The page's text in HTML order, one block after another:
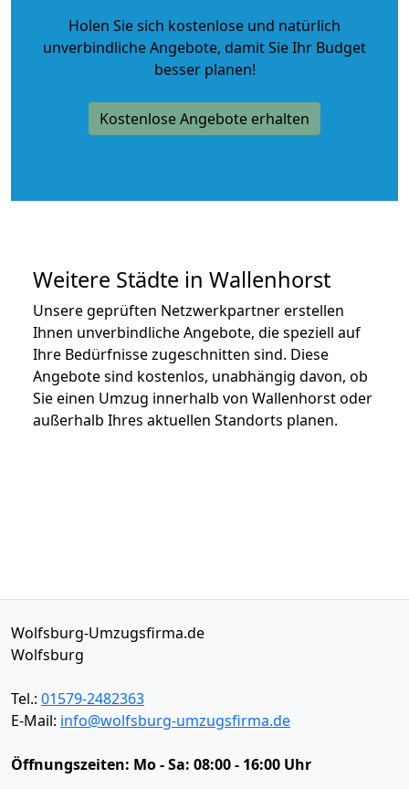
Holen Sie sich kostenlose und natürlich
unverbindliche Angebote, damit Sie Ihr Budget
besser planen!
Kostenlose Angebote erhalten
Weitere Städte in Wallenhorst
Unsere geprüften Netzwerkpartner erstellen
Ihnen unverbindliche Angebote, die speziell auf
Ihre Bedürfnisse zugeschnitten sind. Diese
Angebote sind kostenlos, unabhängig davon, ob
Sie einen Umzug innerhalb von Wallenhorst oder
außerhalb Ihres aktuellen Standorts planen.
Wolfsburg-Umzugsfirma.de
Wolfsburg
Tel.: 01579-2482363
E-Mail: info@wolfsburg-umzugsfirma.de
Öffnungszeiten: Mo - Sa: 08:00 - 16:00 Uhr